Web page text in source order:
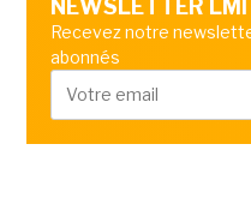
NEWSLETTER LMI
Recevez notre
abonnés